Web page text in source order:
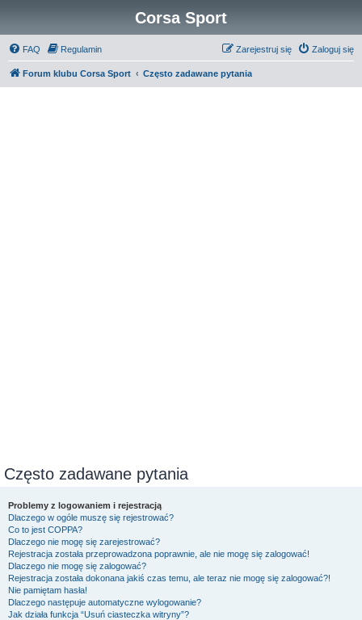
Corsa Sport
FAQ Regulamin Zaloguj się
Zarejestruj się
Forum klubu Corsa Sport Często zadawane pytania
Często zadawane pytania
Problemy z logowaniem i rejestracją
Dlaczego w ogóle muszę się rejestrować?
Co to jest COPPA?
Dlaczego nie mogę się zarejestrować?
Rejestracja została przeprowadzona poprawnie, ale nie mogę się zalogować!
Dlaczego nie mogę się zalogować?
Rejestracja została dokonana jakiś czas temu, ale teraz nie mogę się zalogować?!
Nie pamiętam hasła!
Dlaczego następuje automatyczne wylogowanie?
Jak działa funkcja “Usuń ciasteczka witryny”?